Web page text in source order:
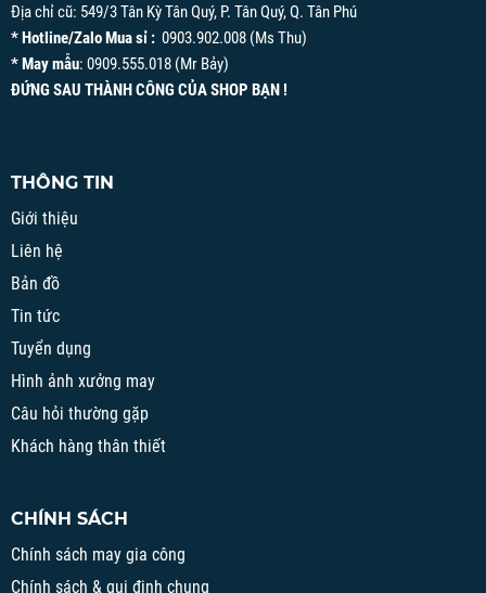
Địa chỉ cũ: 549/3 Tân Kỳ Tân Quý, P. Tân Quý, Q. Tân Phú
* Hotline/Zalo Mua sỉ : 0903.902.008 (Ms Thu)
* May mẫu: 0909.555.018 (Mr Bảy)
ĐỨNG SAU THÀNH CÔNG CỦA SHOP BẠN !
THÔNG TIN
Giới thiệu
Liên hệ
Bản đồ
Tin tức
Tuyển dụng
Hình ảnh xưởng may
Câu hỏi thường gặp
Khách hàng thân thiết
CHÍNH SÁCH
Chính sách may gia công
Chính sách & qui định chung